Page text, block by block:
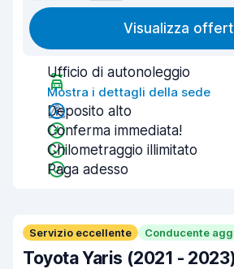
Visualizza
Ufficio di autonoleggio
Mostra i dettagli della sede
Deposito alto
Conferma immediata!
Chilometraggio illimitato
Paga adesso
Servizio eccellente Conducente
Toyota Yaris (2021 -